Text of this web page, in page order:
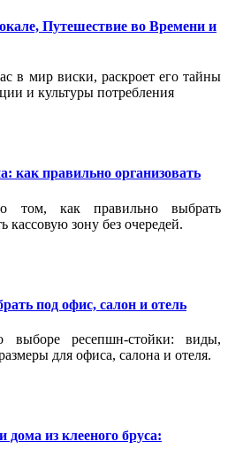
Путешествие во Времени и
в мир виски, раскроет его тайны
и культуры потребления
как правильно организовать
о том, как правильно выбрать
кассовую зону без очередей.
под офис, салон и отель
выборе ресепшн-стойки: виды,
для офиса, салона и отеля.
дома из клееного бруса: